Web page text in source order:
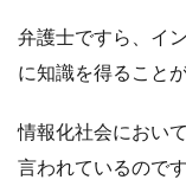
弁護士ですら、イ
に知識を得ること
情報化社会におい
言われているのです